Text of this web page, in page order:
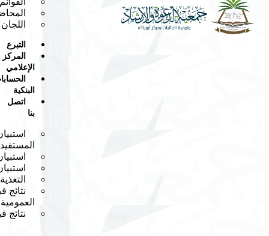
اللجان
التبرع
المركز
الإعلامي
البنكية
اتصل
بنا
نتائج
العمومية
نتائج